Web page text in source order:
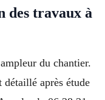
des travaux à
du chantier.
après étude